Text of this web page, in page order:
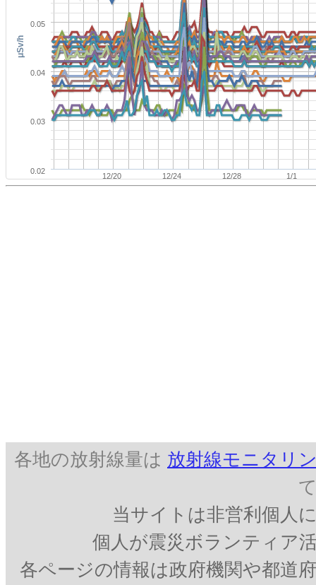
12/20 12/24 12/28 1/1
0.02
0.03
0.04
0.05
μSv/h
各地の放射線量は 放射線モニタリ
当サイトは非営利個人
個人が震災ボランティア
各ページの情報は政府機関や都道